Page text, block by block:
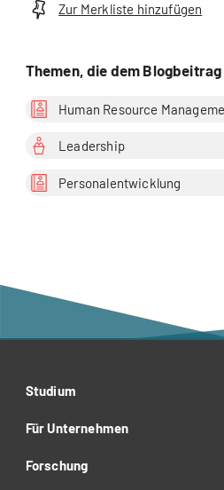
Zur Merkliste hinzufügen
Themen, die dem
Human Resource
Leadership
Personalentwicklung
Studium
Für Unternehmen
Forschung